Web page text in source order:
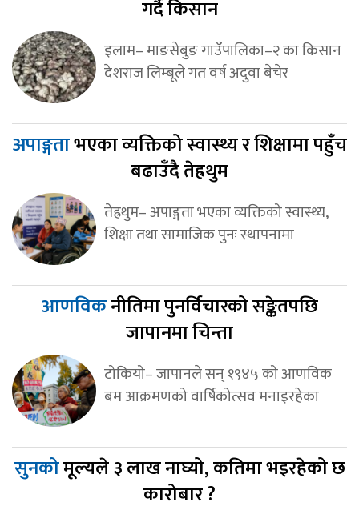
गर्दै किसान
इलाम– माङसेबुङ गाउँपालिका–२ का किसान
देशराज लिम्बूले गत वर्ष अदुवा बेचेर
अपाङ्गताभएका व्यक्तिको स्वास्थ्य र शिक्षामा पहुँच
बढाउँदै तेह्रथुम
तेह्रथुम– अपाङ्गता भएका व्यक्तिको स्वास्थ्य,
शिक्षा तथा सामाजिक पुनः स्थापनामा
आणविकनीतिमा पुनर्विचारको सङ्केतपछि
जापानमा चिन्ता
टोकियो– जापानले सन् १९४५ को आणविक
बम आक्रमणको वार्षिकोत्सव मनाइरहेका
सुनकोमूल्यले ३ लाख नाघ्यो, कतिमा भइरहेको छ
कारोबार ?